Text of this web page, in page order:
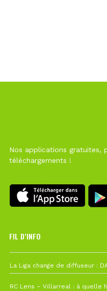
Nos applications gratuites,
téléchargements !
FIL D’INFO